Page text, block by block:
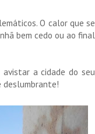
O calor que se
bem cedo ou ao final
a cidade do seu
deslumbrante!